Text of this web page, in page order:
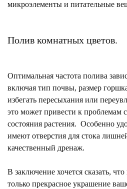
микроэлементы и питательные
Полив комнатных цветов.
Оптимальная частота полива
включая тип почвы, размер
избегать пересыхания или
это может привести к проблемам
состояния растения. Особенно
имеют отверстия для стока
качественный дренаж.
В заключение хочется сказать,
только прекрасное украшение